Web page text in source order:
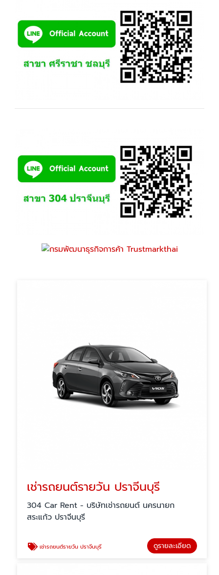
เช่ารถยนต์รายวัน ปราจีนบุรี
304 Car Rent - บริษัทเช่ารถยนต์ นครนายก
สระแก้ว ปราจีนบุรี
เช่ารถยนต์รายวัน ปราจีนบุรี ดูรายละเอียด